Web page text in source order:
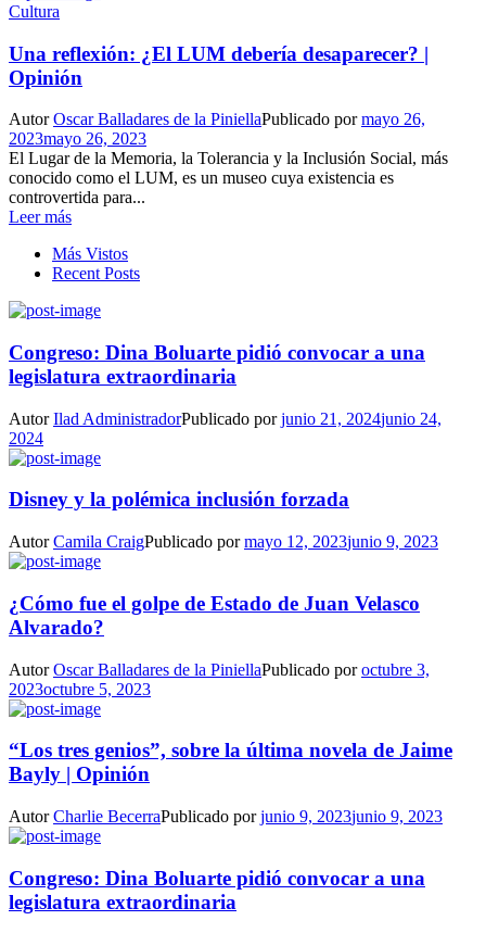
Cultura
Una reflexión: ¿El LUM debería desaparecer? |
Opinión
AutorOscar Balladares de la PiniellaPublicado pormayo 26,
2023mayo 26, 2023
El Lugar de la Memoria, la Tolerancia y la Inclusión Social, más
conocido como el LUM, es un museo cuya existencia es
controvertida para...
Leer más
Más Vistos
Recent Posts
Congreso: Dina Boluarte pidió convocar a una
legislatura extraordinaria
AutorIlad AdministradorPublicado porjunio 21, 2024junio 24,
2024
Disney y la polémica inclusión forzada
AutorCamila CraigPublicado pormayo 12, 2023junio 9, 2023
¿Cómo fue el golpe de Estado de Juan Velasco
Alvarado?
AutorOscar Balladares de la PiniellaPublicado poroctubre 3,
2023octubre 5, 2023
“Los tres genios”, sobre la última novela de Jaime
Bayly | Opinión
AutorCharlie BecerraPublicado porjunio 9, 2023junio 9, 2023
Congreso: Dina Boluarte pidió convocar a una
legislatura extraordinaria